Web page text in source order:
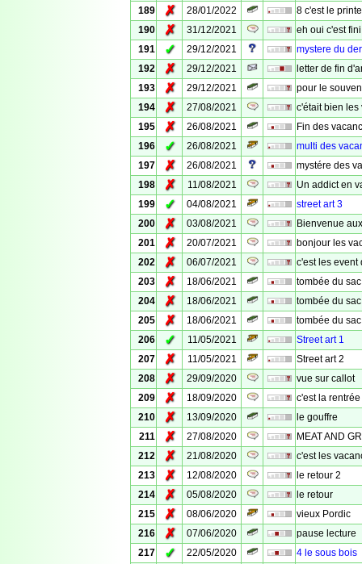
189
✗ 28/01/2022
8 c'est le
190
✗ 31/12/2021
eh oui c'est fini
191
✓ 29/12/2021
mystere du
192
✗ 29/12/2021
letter de fin
193
✗ 29/12/2021
pour le
194
✗ 27/08/2021
c'était bien les
195
✗ 26/08/2021
Fin des
196
✓ 26/08/2021
multi des
197
✗ 26/08/2021
mystére des
198
✗ 11/08/2021
Un addict en
199
✓ 04/08/2021
street art 3
200
✗ 03/08/2021
Bienvenue
201
✗ 20/07/2021
bonjour les
202
✗ 06/07/2021
c'est les event
203
✗ 18/06/2021
tombée du
204
✗ 18/06/2021
tombée du
205
✗ 18/06/2021
tombée du
206
✓ 11/05/2021
Street art 1
207
✗ 11/05/2021
Street art 2
208
✗ 29/09/2020
vue sur callot
209
✗ 18/09/2020
c'est la rentrée
210
✗ 13/09/2020
le gouffre
211
✗ 27/08/2020
MEAT AND
212
✗ 21/08/2020
c'est les
213
✗ 12/08/2020
le retour 2
214
✗ 05/08/2020
le retour
215
✗ 08/06/2020
vieux Pordic
216
✗ 07/06/2020
pause lecture
217
✓ 22/05/2020
4 le sous bois